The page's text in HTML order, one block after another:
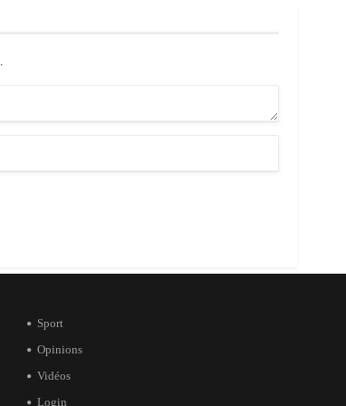
Sport
Opinions
Vidéos
Login